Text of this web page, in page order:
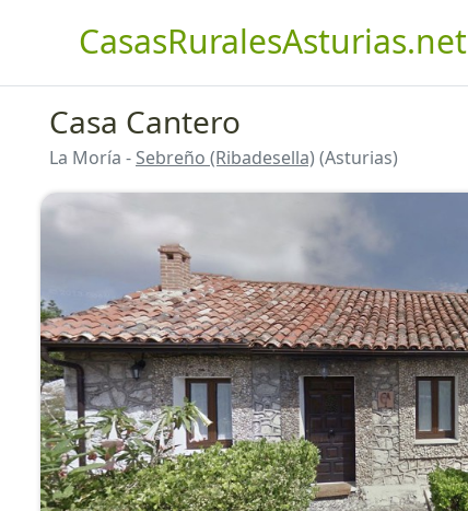
CasasRuralesAsturias.net
Casa Cantero
La Moría - Sebreño (Ribadesella) (Asturias)